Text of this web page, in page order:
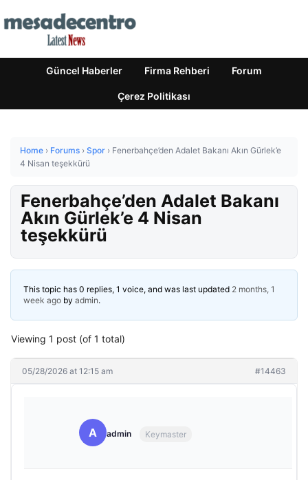
Güncel Haberler Firma Rehberi Forum
Çerez Politikası
Home › Forums › Spor › Fenerbahçe’den Adalet Bakanı Akın Gürlek’e
4 Nisan teşekkürü
Fenerbahçe’den Adalet Bakanı
Akın Gürlek’e 4 Nisan
teşekkürü
This topic has 0 replies, 1 voice, and was last updated 2 months, 1
week ago by admin.
Viewing 1 post (of 1 total)
05/28/2026 at 12:15 am #14463
A admin Keymaster